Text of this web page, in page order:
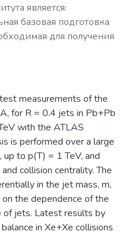
является:
базовая подготовка
для получения
потребностей
интеллектуальном,
развитии и
ими профессиональных
у студентов
учиться;
ориентация
в избранной
формирование
навыков
measurements of the
for R = 0.4 jets in Pb+Pb
with the ATLAS
is performed over a large
to p(T) = 1 TeV, and
collision centrality. The
in the jet mass, m,
the dependence of the
of jets. Latest results by
in Xe+Xe collisions